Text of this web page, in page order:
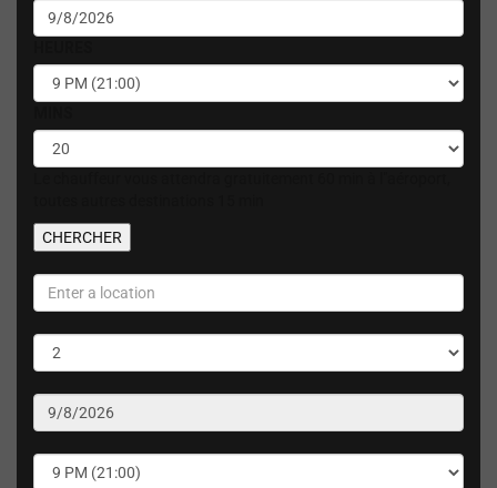
CHERCHER